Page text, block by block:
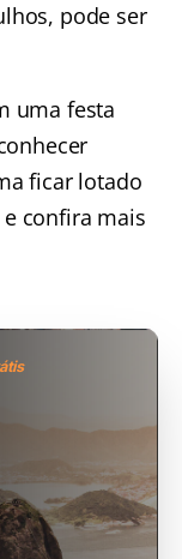
pode ser
uma festa
ficar lotado
confira mais